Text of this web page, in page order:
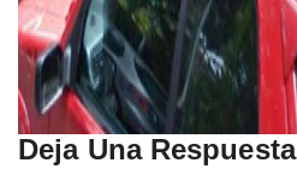
Deja Una Respuesta